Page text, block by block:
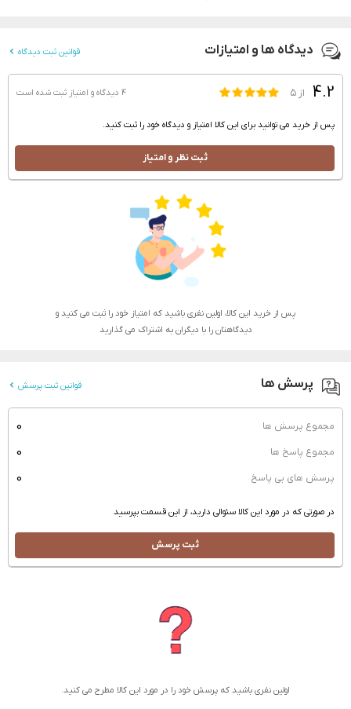
دیدگاه ها و امتیازات قوانین ثبت دیدگاه
4.2 از ۵ 4 دیدگاه و امتیاز ثبت شده است
پس از خرید می توانید برای این کالا امتیاز و دیدگاه خود را ثبت کنید.
ثبت نظر و امتیاز
پس از خرید این کالا، اولین نفری باشید که امتیاز خود را ثبت می کنید و
دیدگاهتان را با دیگران به اشتراک می گذارید
پرسش ها قوانین ثبت پرسش
مجموع پرسش ها 0
مجموع پاسخ ها 0
پرسش های بی پاسخ 0
در صورتی که در مورد این کالا سئوالی دارید، از این قسمت بپرسید
ثبت پرسش
اولین نفری باشید که پرسش خود را در مورد این کالا مطرح می کنید.